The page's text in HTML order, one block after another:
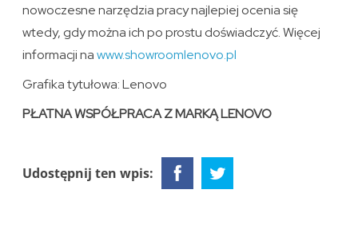
nowoczesne narzędzia pracy najlepiej ocenia się
wtedy, gdy można ich po prostu doświadczyć. Więcej
informacji nawww.showroomlenovo.pl
Grafika tytułowa: Lenovo
PŁATNA WSPÓŁPRACA Z MARKĄ LENOVO
Udostępnij ten wpis: